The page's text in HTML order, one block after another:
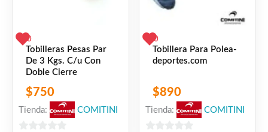
0
Tobilleras Pesas Par
De 3 Kgs. C/u Con
Doble Cierre
$750
Tienda: COMITINI
0
Tobillera Para Polea-
deportes.com
$890
Tienda: COMITINI